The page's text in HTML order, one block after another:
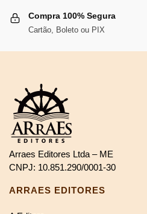
Compra 100% Segura
Cartão, Boleto ou PIX
Arraes Editores Ltda – ME
CNPJ: 10.851.290/0001-30
ARRAES EDITORES